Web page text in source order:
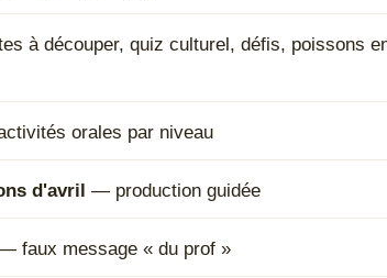
à découper, quiz culturel, défis, poissons
orales par niveau
d'avril — production guidée
faux message « du prof »